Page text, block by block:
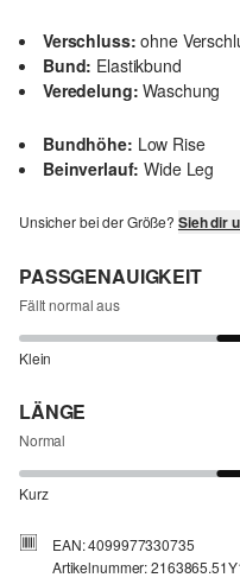
Verschluss: ohne
Bund: Elastikbund
Veredelung: Waschung
Bundhöhe: Low Rise
Beinverlauf: Wide Leg
Unsicher bei der Größe? Sieh dir
PASSGENAUIGKEIT
Fällt normal aus
Klein
LÄNGE
Normal
Kurz
EAN: 4099977330735
Artikelnummer: